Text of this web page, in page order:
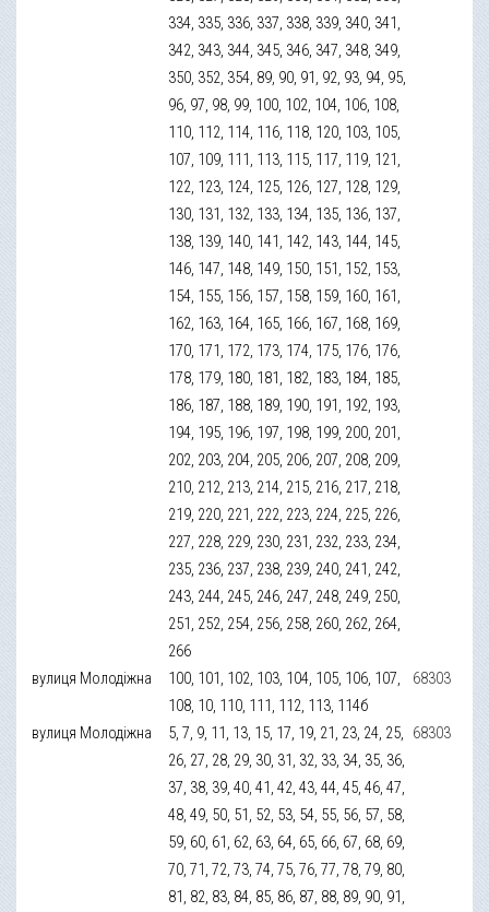
334, 335, 336, 337, 338, 339, 340, 341,
342, 343, 344, 345, 346, 347, 348, 349,
350, 352, 354, 89, 90, 91, 92, 93, 94, 95,
96, 97, 98, 99, 100, 102, 104, 106, 108,
110, 112, 114, 116, 118, 120, 103, 105,
107, 109, 111, 113, 115, 117, 119, 121,
122, 123, 124, 125, 126, 127, 128, 129,
130, 131, 132, 133, 134, 135, 136, 137,
138, 139, 140, 141, 142, 143, 144, 145,
146, 147, 148, 149, 150, 151, 152, 153,
154, 155, 156, 157, 158, 159, 160, 161,
162, 163, 164, 165, 166, 167, 168, 169,
170, 171, 172, 173, 174, 175, 176, 176,
178, 179, 180, 181, 182, 183, 184, 185,
186, 187, 188, 189, 190, 191, 192, 193,
194, 195, 196, 197, 198, 199, 200, 201,
202, 203, 204, 205, 206, 207, 208, 209,
210, 212, 213, 214, 215, 216, 217, 218,
219, 220, 221, 222, 223, 224, 225, 226,
227, 228, 229, 230, 231, 232, 233, 234,
235, 236, 237, 238, 239, 240, 241, 242,
243, 244, 245, 246, 247, 248, 249, 250,
251, 252, 254, 256, 258, 260, 262, 264,
266
вулиця Молодіжна
100, 101, 102, 103, 104, 105, 106, 107,
108, 10, 110, 111, 112, 113, 114б
68303
вулиця Молодіжна
5, 7, 9, 11, 13, 15, 17, 19, 21, 23, 24, 25,
26, 27, 28, 29, 30, 31, 32, 33, 34, 35, 36,
37, 38, 39, 40, 41, 42, 43, 44, 45, 46, 47,
48, 49, 50, 51, 52, 53, 54, 55, 56, 57, 58,
59, 60, 61, 62, 63, 64, 65, 66, 67, 68, 69,
70, 71, 72, 73, 74, 75, 76, 77, 78, 79, 80,
81, 82, 83, 84, 85, 86, 87, 88, 89, 90, 91,
68303